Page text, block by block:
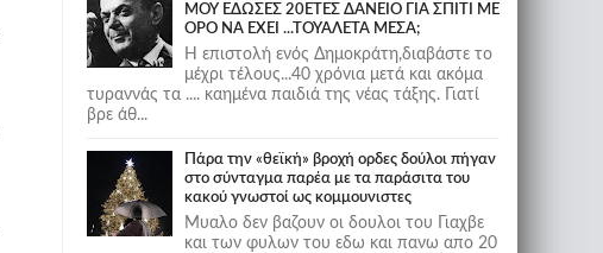
ΜΟΥ ΕΔΩΣΕΣ 20ΕΤΕΣ ΔΑΝΕΙΟ ΓΙΑ ΣΠΙΤΙ ΜΕ
ΟΡΟ ΝΑ ΕΧΕΙ ...ΤΟΥΑΛΕΤΑ ΜΕΣΑ;
Η επιστολή ενός Δημοκράτη,διαβάστε το
μέχρι τέλους...40 χρόνια μετά και ακόμα
τυραννάς τα .... καημένα παιδιά της νέας τάξης. Γιατί
βρε άθ...
Πάρα την «θεϊκή» βροχή ορδες δούλοι πήγαν
στο σύνταγμα παρέα με τα παράσιτα του
κακού γνωστοί ως κομμουνιστες
Μυαλο δεν βαζουν οι δουλοι του Γιαχβε
και των φυλων του εδω και πανω απο 20